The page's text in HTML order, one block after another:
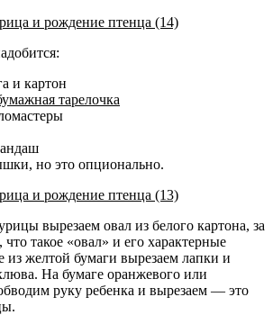
и картон
тарелочка
но это опционально.
вырезаем овал из белого картона, за
такое «овал» и его характерные
из желтой бумаги вырезаем лапки и
На бумаге оранжевого или
руку ребенка и вырезаем — это